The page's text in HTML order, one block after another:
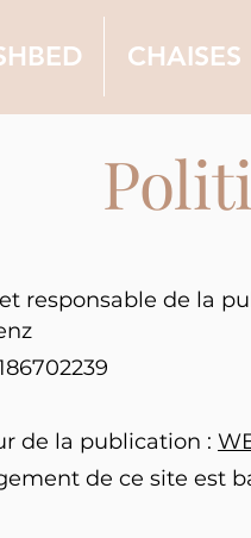
CHAISES
responsable de la
de la publication :
de ce site est